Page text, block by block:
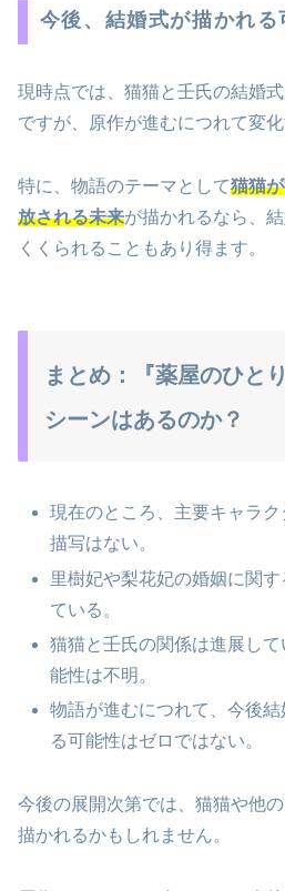
今後、結婚式が描かれる
現時点では、猫猫と壬氏の結婚
ですが、原作が進むにつれて変
特に、物語のテーマとして猫猫
放される未来が描かれるなら、
くくられることもあり得ます。
まとめ：『薬屋のひと
シーンはあるのか？
現在のところ、主要キャラ
描写はない。
里樹妃や梨花妃の婚姻に関
ている。
猫猫と壬氏の関係は進展し
能性は不明。
物語が進むにつれて、今後
る可能性はゼロではない。
今後の展開次第では、猫猫や他
描かれるかもしれません。